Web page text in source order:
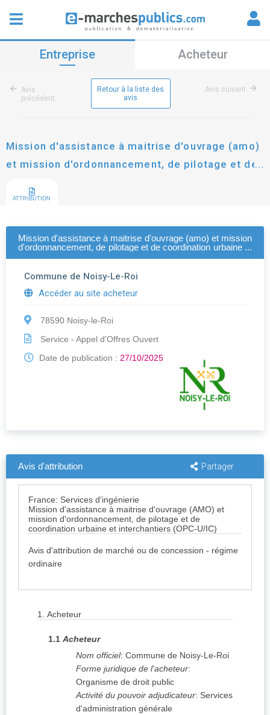
Entreprise Acheteur
Avis
précédent
Retour à la liste des
avis
Avis suivant
Mission d'assistance à maitrise d'ouvrage (amo)
et mission d'ordonnancement, de pilotage et de
ATTRIBUTION
Mission d'assistance à maitrise d'ouvrage (amo) et mission
d'ordonnancement, de pilotage et de coordination urbaine et
Commune de Noisy-Le-Roi
Accéder au site acheteur
78590 Noisy-le-Roi
Service - Appel d'Offres Ouvert
Date de publication : 27/10/2025
Avis d'attribution Partager
France: Services d'ingénierie
Mission d'assistance à maitrise d'ouvrage (AMO) et
mission d'ordonnancement, de pilotage et de
coordination urbaine et interchantiers (OPC-U/IC)
Avis d'attribution de marché ou de concession - régime
ordinaire
1. Acheteur
1.1 Acheteur
Nom officiel: Commune de Noisy-Le-Roi
Forme juridique de l'acheteur:
Organisme de droit public
Activité du pouvoir adjudicateur: Services
d'administration générale